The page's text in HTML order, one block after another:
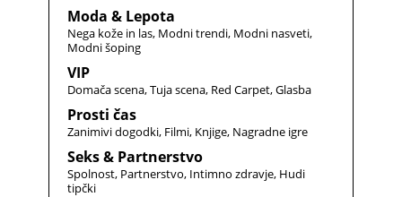
Moda & Lepota
Nega kože in las Modni trendi Modni nasveti
Modni šoping
VIP
Domača scena Tuja scena Red Carpet Glasba
Prosti čas
Zanimivi dogodki Filmi Knjige Nagradne igre
Seks & Partnerstvo
Spolnost Partnerstvo Intimno zdravje Hudi
tipčki